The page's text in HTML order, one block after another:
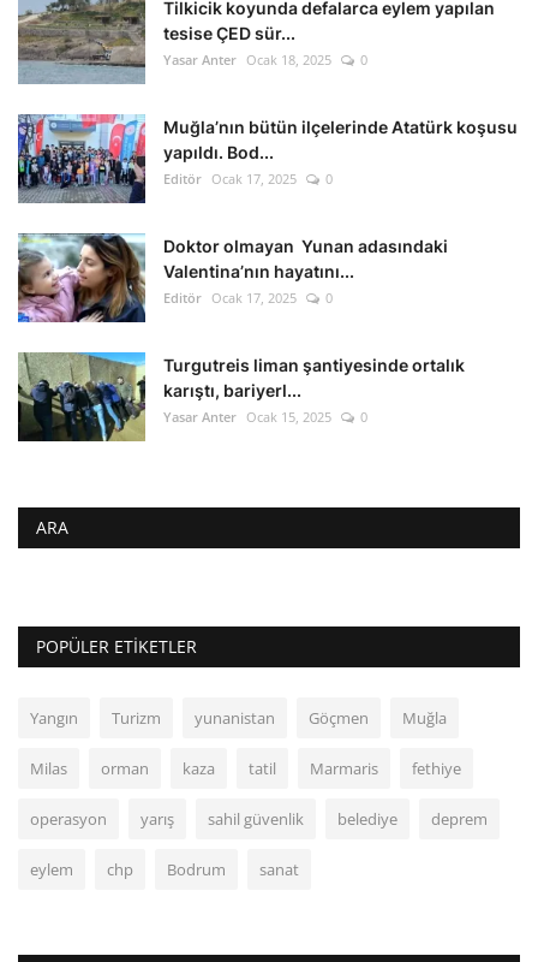
Tilkicik koyunda defalarca eylem yapılan
tesise ÇED sür...
Yasar Anter Ocak 18, 2025 0
Muğla’nın bütün ilçelerinde Atatürk koşusu
yapıldı. Bod...
Editör Ocak 17, 2025 0
Doktor olmayan Yunan adasındaki
Valentina’nın hayatını...
Editör Ocak 17, 2025 0
Turgutreis liman şantiyesinde ortalık
karıştı, bariyerl...
Yasar Anter Ocak 15, 2025 0
ARA
POPÜLER ETIKETLER
Yangın Turizm yunanistan Göçmen Muğla
Milas orman kaza tatil Marmaris fethiye
operasyon yarış sahil güvenlik belediye deprem
eylem chp Bodrum sanat